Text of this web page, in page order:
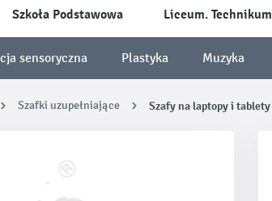
Szkoła Podstawowa Liceum. Technikum
sensoryczna Plastyka Muzyka
Szafki uzupełniające Szafy na laptopy i tablety